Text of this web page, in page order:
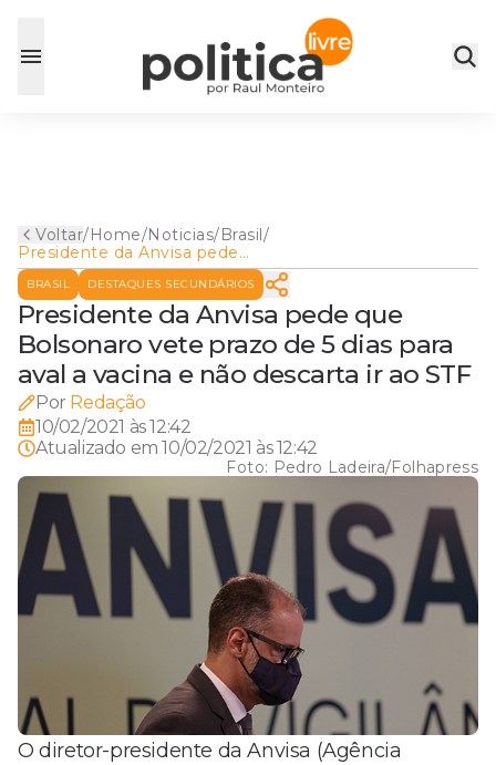
Voltar/Home/Noticias/Brasil/
Presidente da Anvisa pede
que Bolsonaro vete prazo de
5 dias para aval a vacina e
não descarta ir ao STF
BRASIL DESTAQUES SECUNDÁRIOS
Presidente da Anvisa pede que
Bolsonaro vete prazo de 5 dias para
aval a vacina e não descarta ir ao STF
Por Redação
10/02/2021 às 12:42
Atualizado em10/02/2021 às 12:42
Foto: Pedro Ladeira/Folhapress
O diretor-presidente da Anvisa (Agência